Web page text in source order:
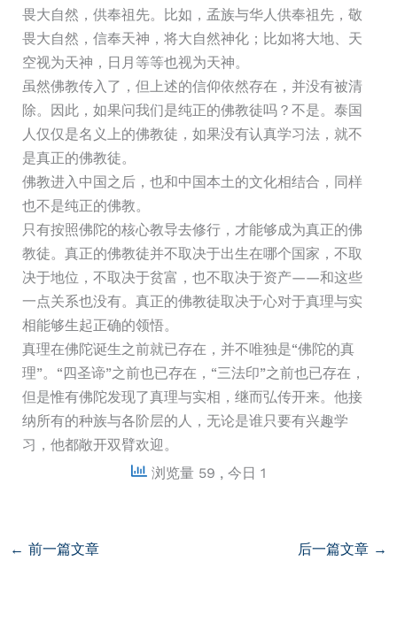
畏大自然，供奉祖先。比如，孟族与华人供奉祖先，敬
畏大自然，信奉天神，将大自然神化；比如将大地、天
空视为天神，日月等等也视为天神。
虽然佛教传入了，但上述的信仰依然存在，并没有被清
除。因此，如果问我们是纯正的佛教徒吗？不是。泰国
人仅仅是名义上的佛教徒，如果没有认真学习法，就不
是真正的佛教徒。
佛教进入中国之后，也和中国本土的文化相结合，同样
也不是纯正的佛教。
只有按照佛陀的核心教导去修行，才能够成为真正的佛
教徒。真正的佛教徒并不取决于出生在哪个国家，不取
决于地位，不取决于贫富，也不取决于资产——和这些
一点关系也没有。真正的佛教徒取决于心对于真理与实
相能够生起正确的领悟。
真理在佛陀诞生之前就已存在，并不唯独是“佛陀的真
理”。“四圣谛”之前也已存在，“三法印”之前也已存在，
但是惟有佛陀发现了真理与实相，继而弘传开来。他接
纳所有的种族与各阶层的人，无论是谁只要有兴趣学
习，他都敞开双臂欢迎。
浏览量 59 , 今日 1
← 前一篇文章 后一篇文章 →